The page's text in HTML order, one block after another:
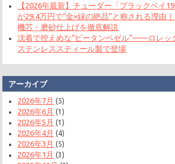
【2026年最新】チューダー「ブラックベイ
が29.4万円で“金×緑の絶品”と称される理由
機芯・磨砂仕上げを徹底解説
沈着で控えめな“ピータンベゼル”——ロレッ
ステンレススティール製で登場
アーカイブ
2026年7月 (5)
2026年6月 (1)
2026年5月 (1)
2026年4月 (4)
2026年3月 (5)
2026年1月 (3)